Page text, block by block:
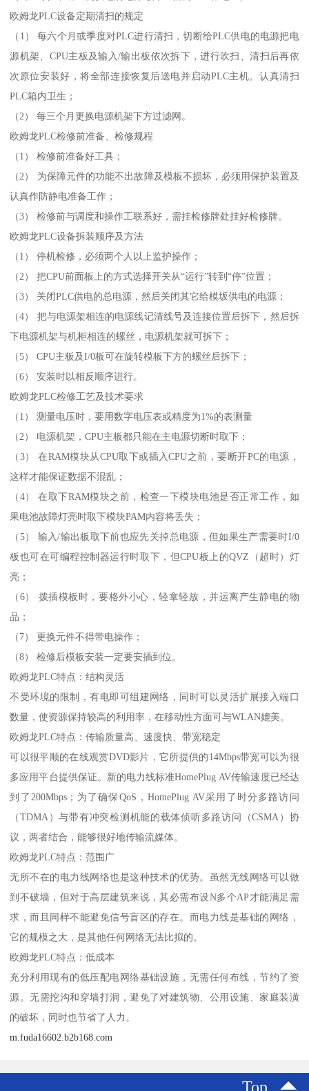
欧姆龙PLC设备定期清扫的规定
（1） 每六个月或季度对PLC进行清扫，切断给PLC供电的电源把电
源机架、CPU主板及输入/输出板依次拆下，进行吹扫、清扫后再依
次原位安装好，将全部连接恢复后送电并启动PLC主机。认真清扫
PLC箱内卫生；
（2） 每三个月更换电源机架下方过滤网。
欧姆龙PLC检修前准备、检修规程
（1） 检修前准备好工具；
（2） 为保障元件的功能不出故障及模板不损坏，必须用保护装置及
认真作防静电准备工作；
（3） 检修前与调度和操作工联系好，需挂检修牌处挂好检修牌。
欧姆龙PLC设备拆装顺序及方法
（1） 停机检修，必须两个人以上监护操作；
（2） 把CPU前面板上的方式选择开关从“运行”转到“停”位置；
（3） 关闭PLC供电的总电源，然后关闭其它给模坂供电的电源；
（4） 把与电源架相连的电源线记清线号及连接位置后拆下，然后拆
下电源机架与机柜相连的螺丝，电源机架就可拆下；
（5） CPU主板及I/0板可在旋转模板下方的螺丝后拆下；
（6） 安装时以相反顺序进行。
欧姆龙PLC检修工艺及技术要求
（1） 测量电压时，要用数字电压表或精度为1%的表测量
（2） 电源机架，CPU主板都只能在主电源切断时取下；
（3） 在RAM模块从CPU取下或插入CPU之前，要断开PC的电源，
这样才能保证数据不混乱；
（4） 在取下RAM模块之前，检查一下模块电池是否正常工作，如
果电池故障灯亮时取下模块PAM内容将丢失；
（5） 输入/输出板取下前也应先关掉总电源，但如果生产需要时I/0
板也可在可编程控制器运行时取下，但CPU板上的QVZ（超时）灯
亮；
（6） 拨插模板时，要格外小心，轻拿轻放，并运离产生静电的物
品；
（7） 更换元件不得带电操作；
（8） 检修后模板安装一定要安插到位。
欧姆龙PLC特点：结构灵活
不受环境的限制，有电即可组建网络，同时可以灵活扩展接入端口
数量，使资源保持较高的利用率，在移动性方面可与WLAN媲美。
欧姆龙PLC特点：传输质量高、速度快、带宽稳定
可以很平顺的在线观赏DVD影片，它所提供的14Mbps带宽可以为很
多应用平台提供保证。新的电力线标准HomePlug AV传输速度已经达
到了200Mbps；为了确保QoS，HomePlug AV采用了时分多路访问
（TDMA）与带有冲突检测机能的载体侦听多路访问（CSMA）协
议，两者结合，能够很好地传输流媒体。
欧姆龙PLC特点：范围广
无所不在的电力线网络也是这种技术的优势。虽然无线网络可以做
到不破墙，但对于高层建筑来说，其必需布设N多个AP才能满足需
求，而且同样不能避免信号盲区的存在。而电力线是基础的网络，
它的规模之大，是其他任何网络无法比拟的。
欧姆龙PLC特点：低成本
充分利用现有的低压配电网络基础设施，无需任何布线，节约了资
源。无需挖沟和穿墙打洞，避免了对建筑物、公用设施、家庭装潢
的破坏，同时也节省了人力。
m.fuda16602.b2b168.com
Top